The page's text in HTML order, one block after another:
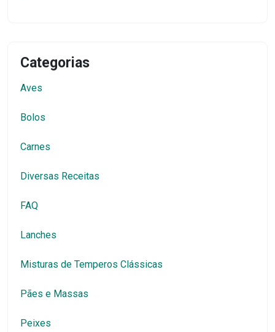
Categorias
Aves
Bolos
Carnes
Diversas Receitas
FAQ
Lanches
Misturas de Temperos Clássicas
Pães e Massas
Peixes